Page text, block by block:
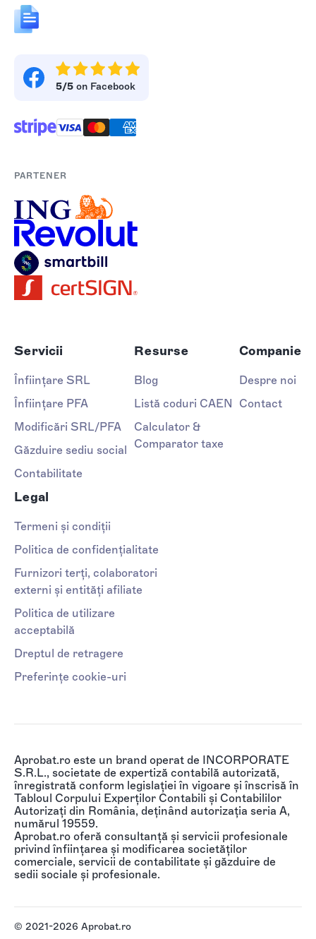
5/5 on Facebook
PARTENER
Servicii
Înființare SRL
Înființare PFA
Modificări SRL/PFA
Găzduire sediu social
Contabilitate
Resurse
Blog
Listă coduri CAEN
Calculator &
Comparator taxe
Companie
Despre noi
Contact
Legal
Termeni și condiții
Politica de confidențialitate
Furnizori terți, colaboratori
externi și entități afiliate
Politica de utilizare
acceptabilă
Dreptul de retragere
Preferințe cookie-uri
Aprobat.ro este un brand operat de INCORPORATE
S.R.L., societate de expertiză contabilă autorizată,
înregistrată conform legislației în vigoare și înscrisă în
Tabloul Corpului Experților Contabili și Contabililor
Autorizați din România, deținând autorizația seria A,
numărul 19559.
Aprobat.ro oferă consultanță și servicii profesionale
privind înființarea și modificarea societăților
comerciale, servicii de contabilitate și găzduire de
sedii sociale și profesionale.
© 2021-2026 Aprobat.ro